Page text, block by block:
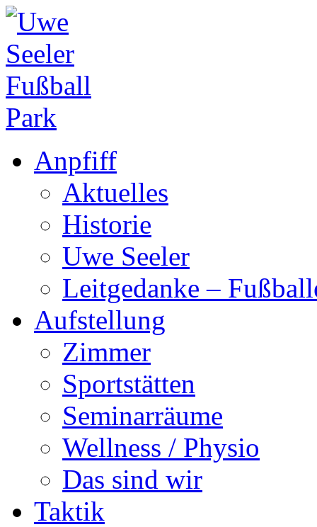
Anpfiff
Aktuelles
Historie
Uwe Seeler
Leitgedanke –
Aufstellung
Zimmer
Sportstätten
Seminarräume
Wellness / Physio
Das sind wir
Taktik